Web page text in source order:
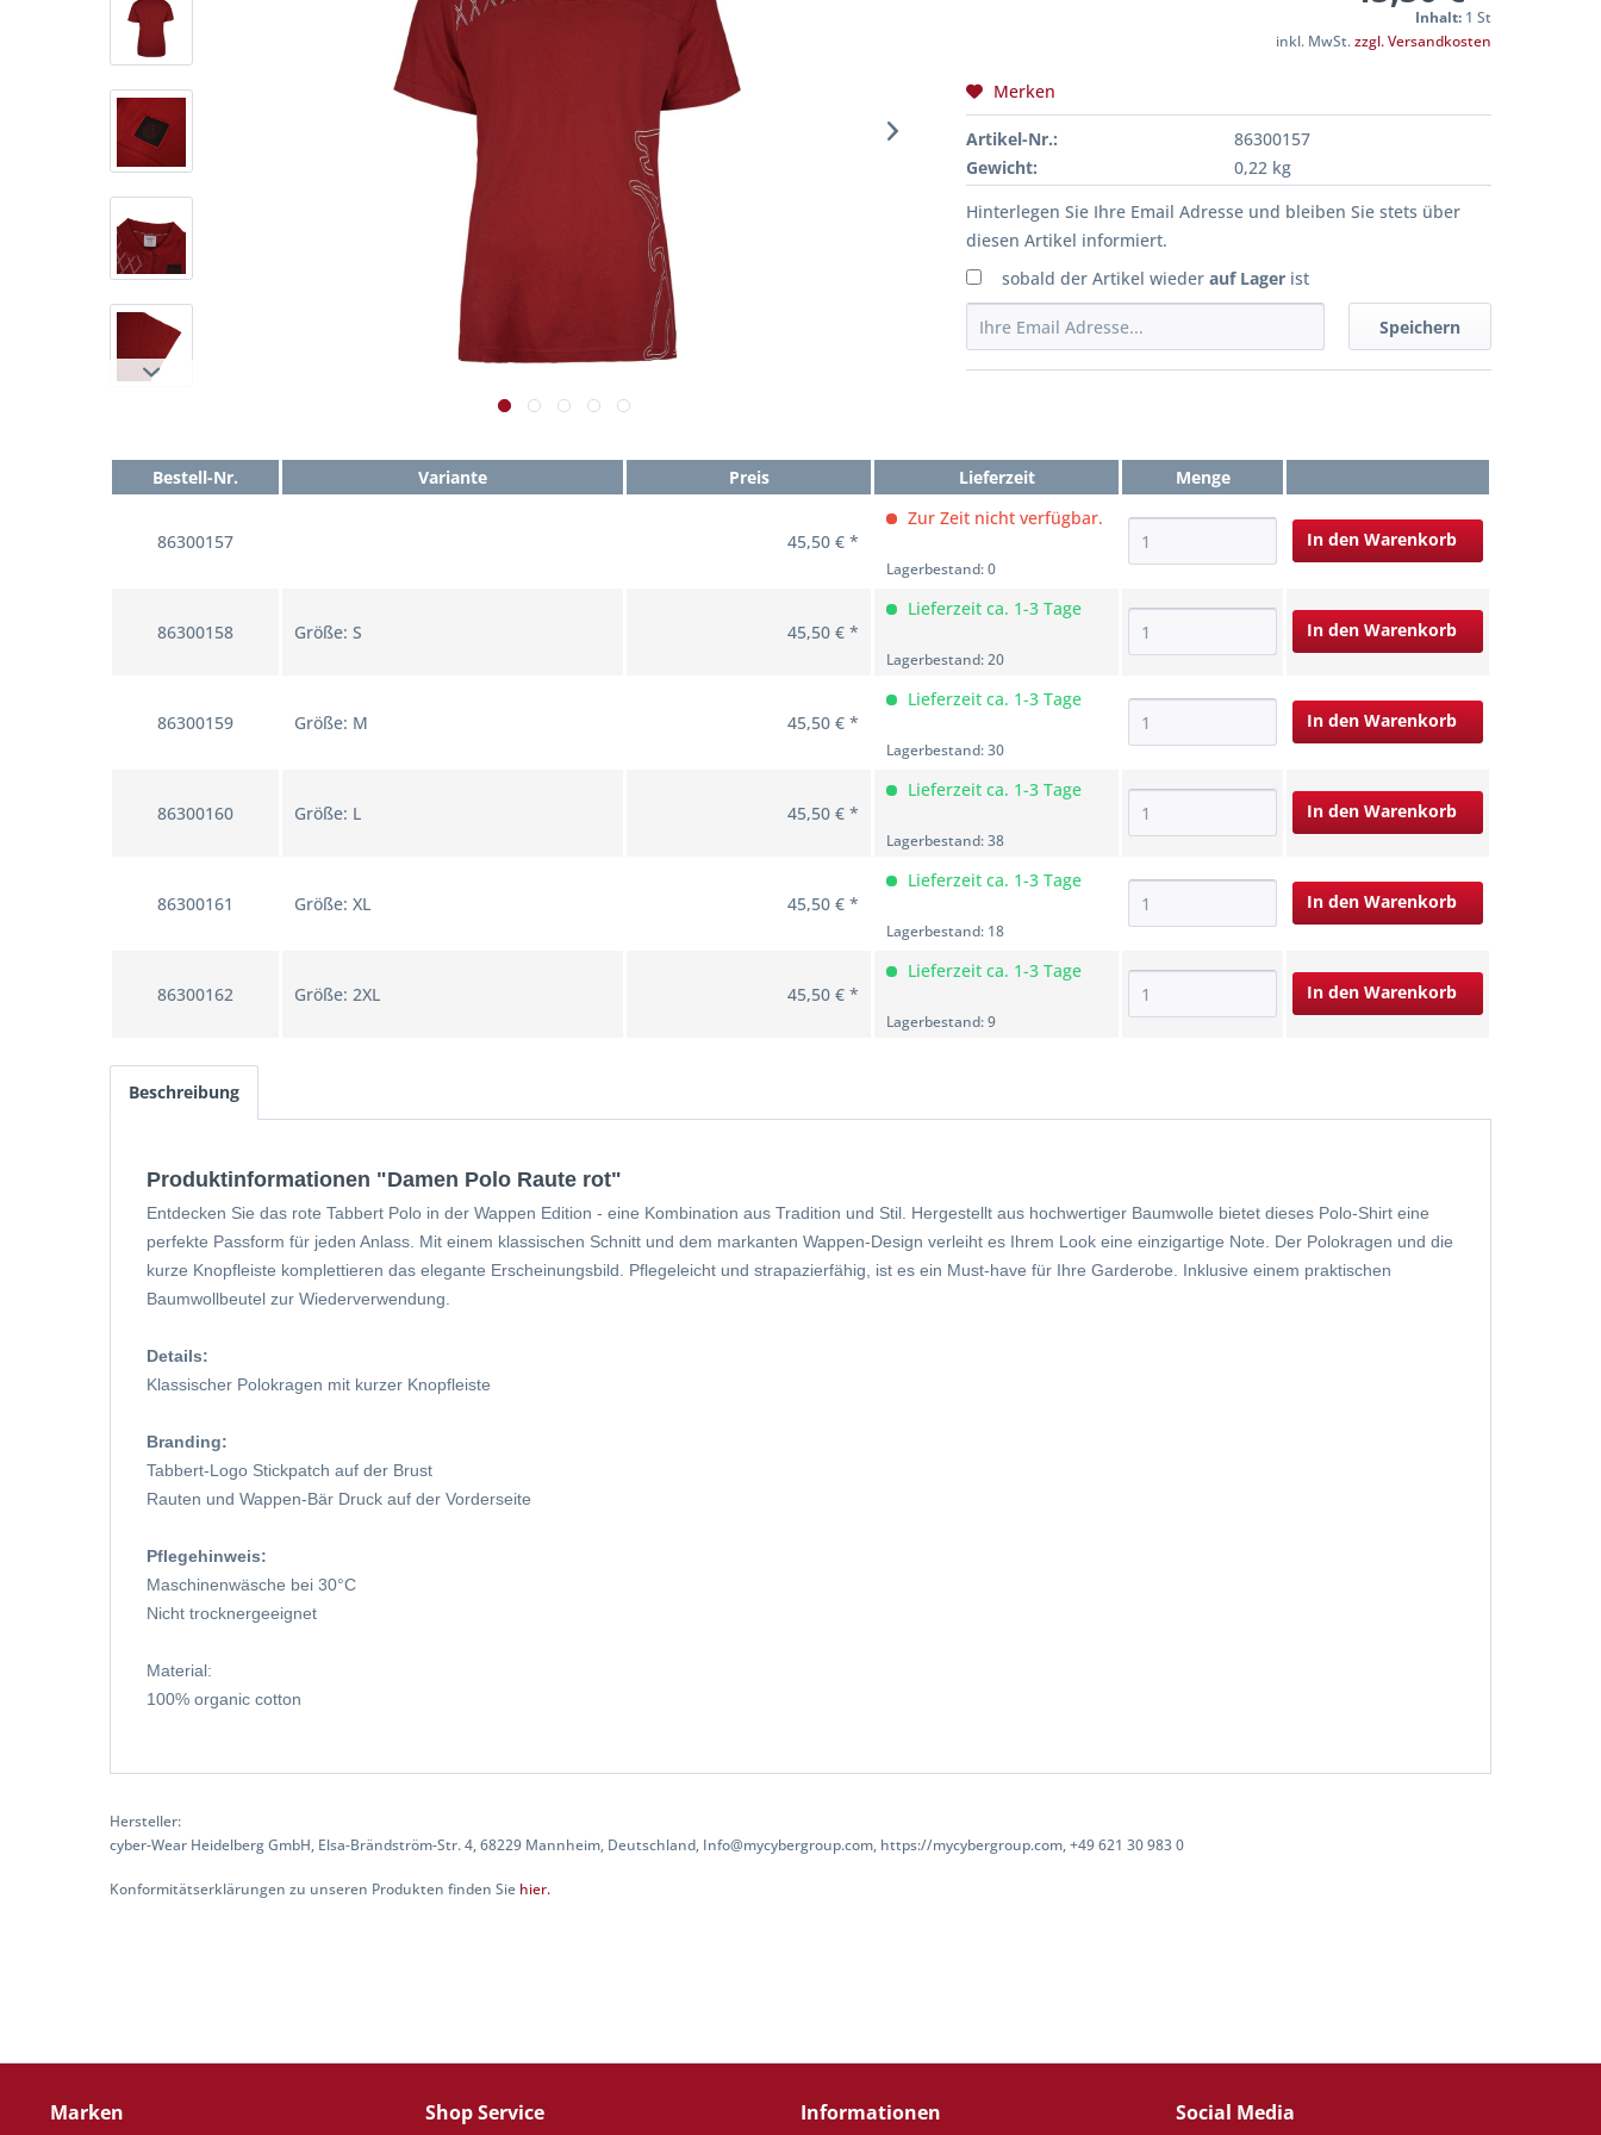
Inhalt: 1 St
inkl. MwSt.zzgl. Versandkosten
Merken
Artikel-Nr.:
86300157
Gewicht:
0,22 kg
Hinterlegen Sie Ihre Email Adresse und bleiben Sie stets über
diesen Artikel informiert.
sobald der Artikel wiederauf Lager ist
Speichern
Bestell-Nr. Variante Preis Lieferzeit Menge
86300157 45,50 € *
Zur Zeit nicht verfügbar.
Lagerbestand: 0
In den Warenkorb
86300158 Größe: S 45,50 € *
Lieferzeit ca. 1-3 Tage
Lagerbestand: 20
In den Warenkorb
86300159 Größe: M 45,50 € *
Lieferzeit ca. 1-3 Tage
Lagerbestand: 30
In den Warenkorb
86300160 Größe: L 45,50 € *
Lieferzeit ca. 1-3 Tage
Lagerbestand: 38
In den Warenkorb
86300161 Größe: XL 45,50 € *
Lieferzeit ca. 1-3 Tage
Lagerbestand: 18
In den Warenkorb
86300162 Größe: 2XL 45,50 € *
Lieferzeit ca. 1-3 Tage
Lagerbestand: 9
In den Warenkorb
Beschreibung
Produktinformationen "Damen Polo Raute rot"
Entdecken Sie das rote Tabbert Polo in der Wappen Edition - eine Kombination aus Tradition und Stil. Hergestellt aus hochwertiger Baumwolle bietet dieses Polo-Shirt eine
perfekte Passform für jeden Anlass. Mit einem klassischen Schnitt und dem markanten Wappen-Design verleiht es Ihrem Look eine einzigartige Note. Der Polokragen und die
kurze Knopfleiste komplettieren das elegante Erscheinungsbild. Pflegeleicht und strapazierfähig, ist es ein Must-have für Ihre Garderobe. Inklusive einem praktischen
Baumwollbeutel zur Wiederverwendung.
Details:
Klassischer Polokragen mit kurzer Knopfleiste
Branding:
Tabbert-Logo Stickpatch auf der Brust
Rauten und Wappen-Bär Druck auf der Vorderseite
Pflegehinweis:
Maschinenwäsche bei 30°C
Nicht trocknergeeignet
Material:
100% organic cotton
Hersteller:
cyber-Wear Heidelberg GmbH, Elsa-Brändström-Str. 4, 68229 Mannheim, Deutschland, Info@mycybergroup.com, https://mycybergroup.com, +49 621 30 983 0
Konformitätserklärungen zu unseren Produkten finden Sie hier.
Marken Shop Service Informationen Social Media